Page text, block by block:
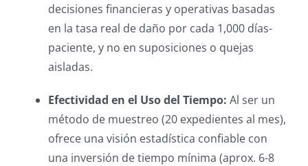
decisiones financieras y operativas basadas
en la tasa real de daño por cada 1,000 días-
paciente, y no en suposiciones o quejas
aisladas.
Efectividad en el Uso del Tiempo: Al ser un
método de muestreo (20 expedientes al mes),
ofrece una visión estadística confiable con
una inversión de tiempo mínima (aprox. 6-8